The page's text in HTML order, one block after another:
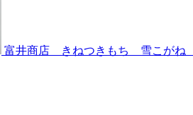
富井商店 きねつきもち 雪こが